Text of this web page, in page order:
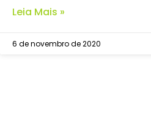
Leia Mais »
6 de novembro de 2020